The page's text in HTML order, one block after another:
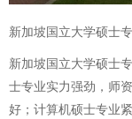
新加坡国立大学硕士
新加坡国立大学硕士
士专业实力强劲，师
好；计算机硕士专业